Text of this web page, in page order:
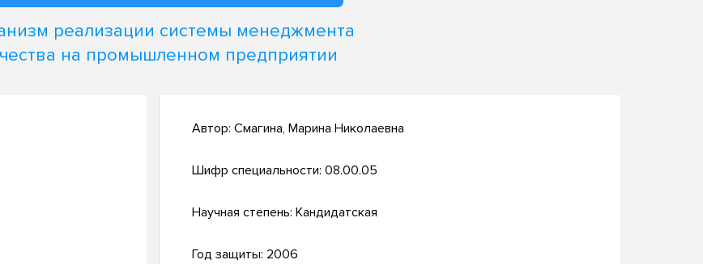
реализации системы менеджмента
на промышленном предприятии
Автор: Смагина, Марина Николаевна
Шифр специальности: 08.00.05
Научная степень: Кандидатская
Год защиты: 2006